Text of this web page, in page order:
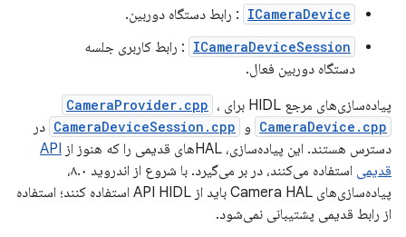
ICameraDevice : رابط دستگاه دوربین.
ICameraDeviceSession : رابط کاربری جلسه
دستگاه دوربین فعال.
پیاده‌سازی‌های مرجع HIDL برای
CameraProvider.cpp ،
CameraDevice.cpp و CameraDeviceSession.cpp در
دسترس هستند. این پیاده‌سازی، HALهای قدیمی را که هنوز از
API
قدیمی
استفاده می‌کنند، در بر می‌گیرد. با شروع از اندروید ۸.۰،
پیاده‌سازی‌های Camera HAL باید از API HIDL استفاده کنند؛ استفاده
از رابط قدیمی پشتیبانی نمی‌شود.